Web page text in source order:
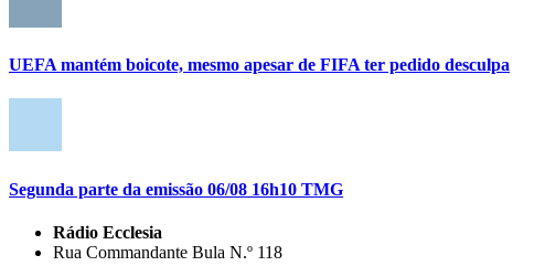
UEFA mantém boicote, mesmo apesar de FIFA ter pedido desculpa
Segunda parte da emissão 06/08 16h10 TMG
Rádio Ecclesia
Rua Commandante Bula N.º 118